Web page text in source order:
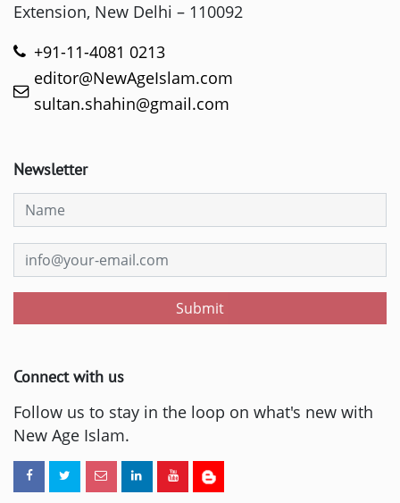
Extension, New Delhi – 110092
+91-11-4081 0213
editor@NewAgeIslam.com
sultan.shahin@gmail.com
Newsletter
Submit
Connect with us
Follow us to stay in the loop on what's new with
New Age Islam.